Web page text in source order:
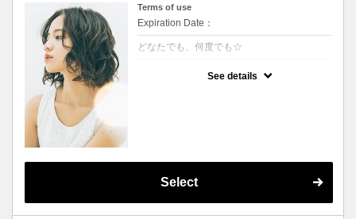
Terms of use
Expiration Date：
どなたでも、何度でも☆
See details
Select